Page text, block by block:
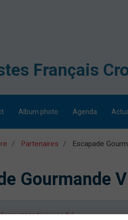
Album photo Agenda
Partenaires Escapade
Gourmande